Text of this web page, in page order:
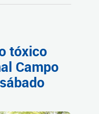
tóxico
Campo